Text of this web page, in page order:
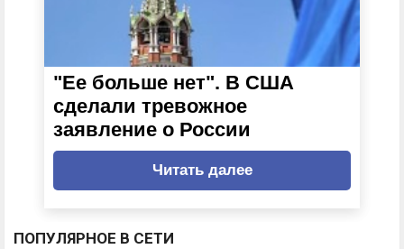
"Ее больше нет". В США
сделали тревожное
заявление о России
Читать далее
ПОПУЛЯРНОЕ В СЕТИ